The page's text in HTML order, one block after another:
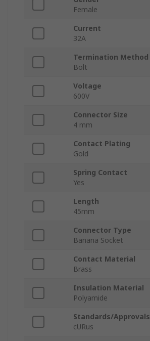
Female
Current
32A
Termination Method
Bolt
Voltage
600V
Connector Size
4 mm
Contact Plating
Gold
Spring Contact
Yes
Length
45mm
Connector Type
Banana Socket
Contact Material
Brass
Insulation Material
Polyamide
Standards/Approvals
cURus